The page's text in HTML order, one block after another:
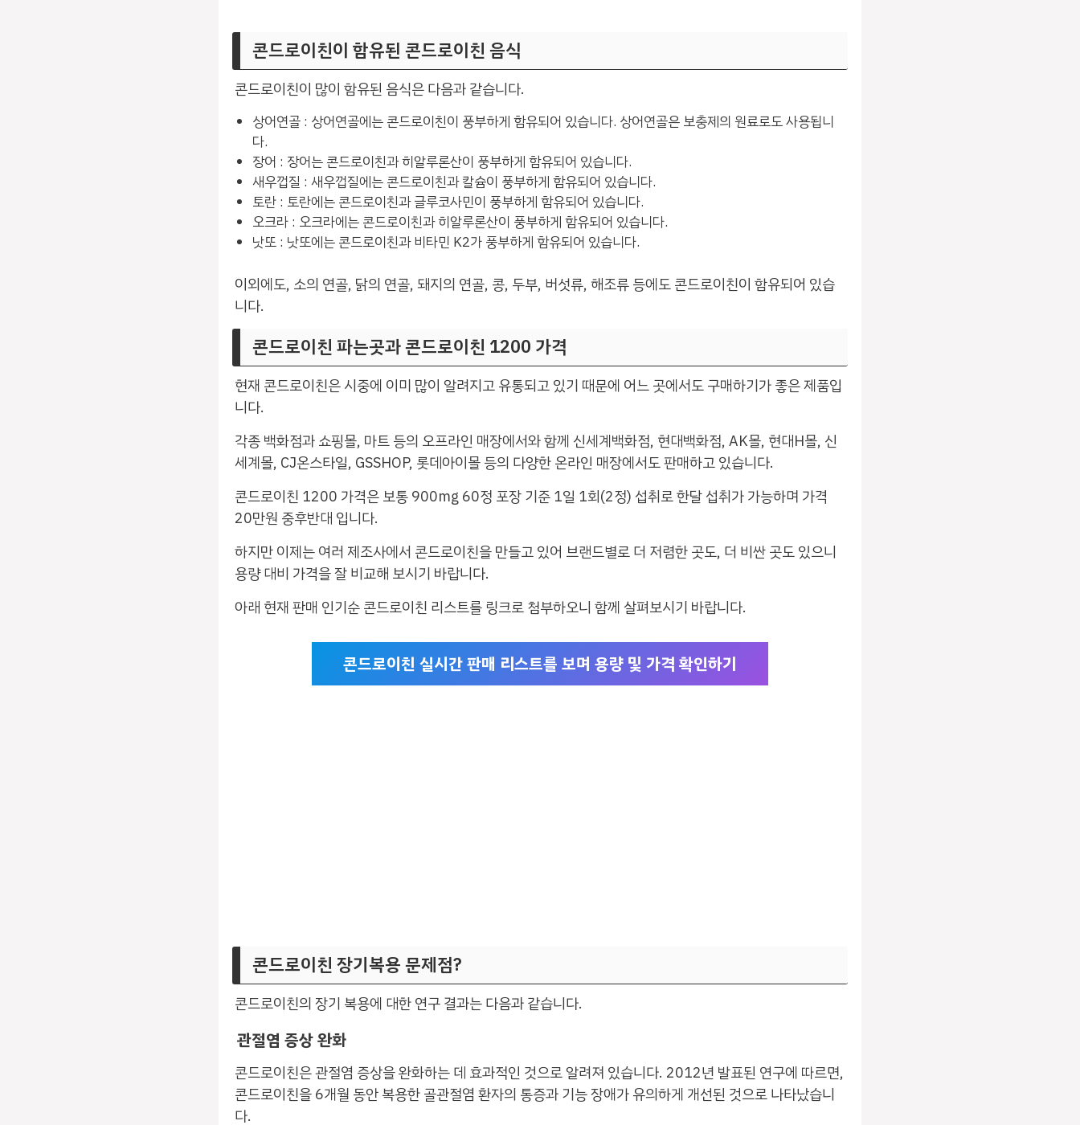
콘드로이친이 함유된 콘드로이친 음식
콘드로이친이 많이 함유된 음식은 다음과 같습니다.
상어연골 : 상어연골에는 콘드로이친이 풍부하게 함유되어 있습니다. 상어연골은 보충제의 원료로도 사용됩니
다.
장어 : 장어는 콘드로이친과 히알루론산이 풍부하게 함유되어 있습니다.
새우껍질 : 새우껍질에는 콘드로이친과 칼슘이 풍부하게 함유되어 있습니다.
토란 : 토란에는 콘드로이친과 글루코사민이 풍부하게 함유되어 있습니다.
오크라 : 오크라에는 콘드로이친과 히알루론산이 풍부하게 함유되어 있습니다.
낫또 : 낫또에는 콘드로이친과 비타민 K2가 풍부하게 함유되어 있습니다.
이외에도, 소의 연골, 닭의 연골, 돼지의 연골, 콩, 두부, 버섯류, 해조류 등에도 콘드로이친이 함유되어 있습
니다.
콘드로이친 파는곳과 콘드로이친 1200 가격
현재 콘드로이친은 시중에 이미 많이 알려지고 유통되고 있기 때문에 어느 곳에서도 구매하기가 좋은 제품입
니다.
각종 백화점과 쇼핑몰, 마트 등의 오프라인 매장에서와 함께 신세계백화점, 현대백화점, AK몰, 현대H몰, 신
세계몰, CJ온스타일, GSSHOP, 롯데아이몰 등의 다양한 온라인 매장에서도 판매하고 있습니다.
콘드로이친 1200 가격은 보통 900mg 60정 포장 기준 1일 1회(2정) 섭취로 한달 섭취가 가능하며 가격
20만원 중후반대 입니다.
하지만 이제는 여러 제조사에서 콘드로이친을 만들고 있어 브랜드별로 더 저렴한 곳도, 더 비싼 곳도 있으니
용량 대비 가격을 잘 비교해 보시기 바랍니다.
아래 현재 판매 인기순 콘드로이친 리스트를 링크로 첨부하오니 함께 살펴보시기 바랍니다.
콘드로이친 실시간 판매 리스트를 보며 용량 및 가격 확인하기
콘드로이친 장기복용 문제점?
콘드로이친의 장기 복용에 대한 연구 결과는 다음과 같습니다.
관절염 증상 완화
콘드로이친은 관절염 증상을 완화하는 데 효과적인 것으로 알려져 있습니다. 2012년 발표된 연구에 따르면,
콘드로이친을 6개월 동안 복용한 골관절염 환자의 통증과 기능 장애가 유의하게 개선된 것으로 나타났습니
다.